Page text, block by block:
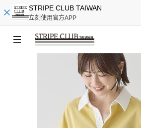
STRIPE CLUB TAIWAN
立刻使用官方APP